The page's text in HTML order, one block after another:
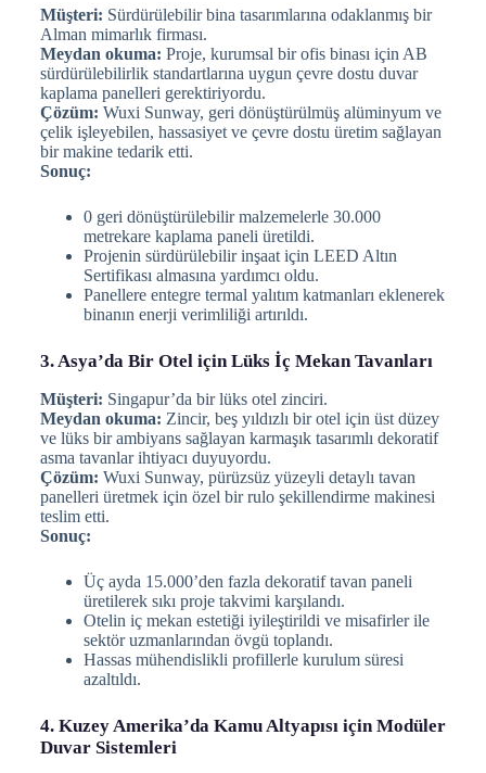
Müşteri: Sürdürülebilir bina tasarımlarına odaklanmış bir
Alman mimarlık firması.
Meydan okuma: Proje, kurumsal bir ofis binası için AB
sürdürülebilirlik standartlarına uygun çevre dostu duvar
kaplama panelleri gerektiriyordu.
Çözüm: Wuxi Sunway, geri dönüştürülmüş alüminyum ve
çelik işleyebilen, hassasiyet ve çevre dostu üretim sağlayan
bir makine tedarik etti.
Sonuç:
0 geri dönüştürülebilir malzemelerle 30.000
metrekare kaplama paneli üretildi.
Projenin sürdürülebilir inşaat için LEED Altın
Sertifikası almasına yardımcı oldu.
Panellere entegre termal yalıtım katmanları eklenerek
binanın enerji verimliliği artırıldı.
3. Asya’da Bir Otel için Lüks İç Mekan Tavanları
Müşteri: Singapur’da bir lüks otel zinciri.
Meydan okuma: Zincir, beş yıldızlı bir otel için üst düzey
ve lüks bir ambiyans sağlayan karmaşık tasarımlı dekoratif
asma tavanlar ihtiyacı duyuyordu.
Çözüm: Wuxi Sunway, pürüzsüz yüzeyli detaylı tavan
panelleri üretmek için özel bir rulo şekillendirme makinesi
teslim etti.
Sonuç:
Üç ayda 15.000’den fazla dekoratif tavan paneli
üretilerek sıkı proje takvimi karşılandı.
Otelin iç mekan estetiği iyileştirildi ve misafirler ile
sektör uzmanlarından övgü toplandı.
Hassas mühendislikli profillerle kurulum süresi
azaltıldı.
4. Kuzey Amerika’da Kamu Altyapısı için Modüler
Duvar Sistemleri